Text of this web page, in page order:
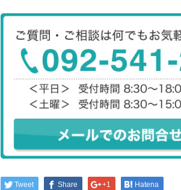
Tweet Share +1 Hatena